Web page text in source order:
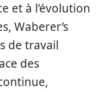
et à l’évolution
Waberer’s
de travail
des